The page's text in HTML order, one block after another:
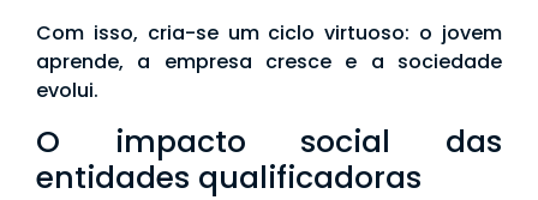
Com isso, cria-se um ciclo virtuoso: o jovem
aprende, a empresa cresce e a sociedade
evolui.
O impacto social das
entidades qualificadoras